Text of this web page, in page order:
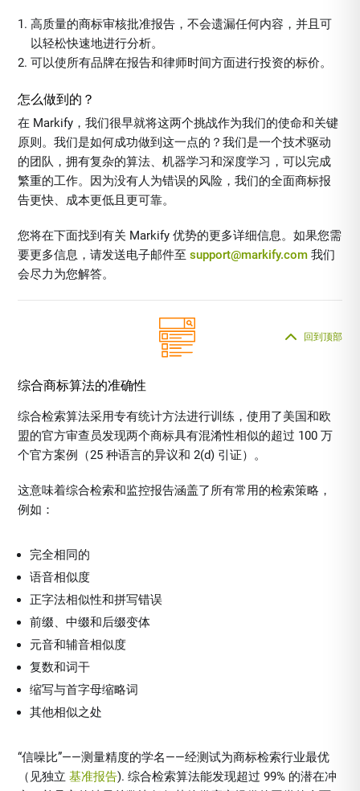
高质量的商标审核批准报告，不会遗漏任何内容，并且可
以轻松快速地进行分析。
可以使所有品牌在报告和律师时间方面进行投资的标价。
怎么做到的？
在 Markify，我们很早就将这两个挑战作为我们的使命和关键
原则。我们是如何成功做到这一点的？我们是一个技术驱动
的团队，拥有复杂的算法、机器学习和深度学习，可以完成
繁重的工作。因为没有人为错误的风险，我们的全面商标报
告更快、成本更低且更可靠。
您将在下面找到有关 Markify 优势的更多详细信息。如果您需
要更多信息，请发送电子邮件至support@markify.com 我们
会尽力为您解答。
综合商标算法的准确性
回到顶部
综合检索算法采用专有统计方法进行训练，使用了美国和欧
盟的官方审查员发现两个商标具有混淆性相似的超过 100 万
个官方案例（25 种语言的异议和 2(d) 引证）。
这意味着综合检索和监控报告涵盖了所有常用的检索策略，
例如：
完全相同的
语音相似度
正字法相似性和拼写错误
前缀、中缀和后缀变体
元音和辅音相似度
复数和词干
缩写与首字母缩略词
其他相似之处
“信噪比”——测量精度的学名——经测试为商标检索行业最优
（见独立基准报告). 综合检索算法能发现超过 99% 的潜在冲